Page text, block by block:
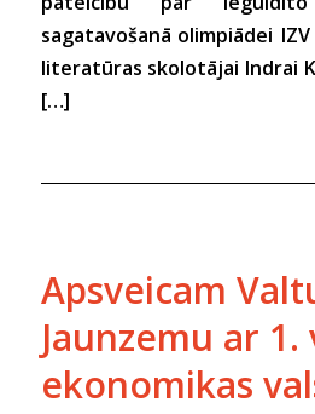
sagatavošanā olimpiādei
literatūras skolotājai Indrai
[…]
Apsveicam
Jaunzemu ar
ekonomikas